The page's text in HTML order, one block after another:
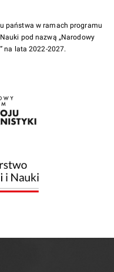
państwa w ramach programu
pod nazwą „Narodowy
na lata 2022-2027.